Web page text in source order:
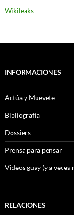
Wikileaks
INFORMACIONES
Actúa y Muevete
Bibliografía
Dossiers
Prensa para pensar
Videos guay (y a veces
RELACIONES